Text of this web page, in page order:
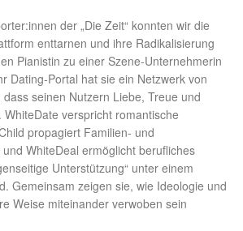
der „Die Zeit“ konnten wir die
enttarnen und ihre Radikalisierung
Pianistin zu einer Szene-Unternehmerin
Dating-Portal hat sie ein Netzwerk von
seinen Nutzern Liebe, Treue und
verspricht romantische
propagiert Familien- und
WhiteDeal ermöglicht berufliches
Unterstützung“ unter einem
Gemeinsam zeigen sie, wie Ideologie und
Weise miteinander verwoben sein